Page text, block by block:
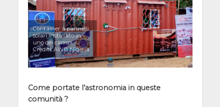
Container a pannelli
solari installato in
uno dei campi.
Crediti: AWB Nigeria
Come portate l’astronomia in queste
comunità ?